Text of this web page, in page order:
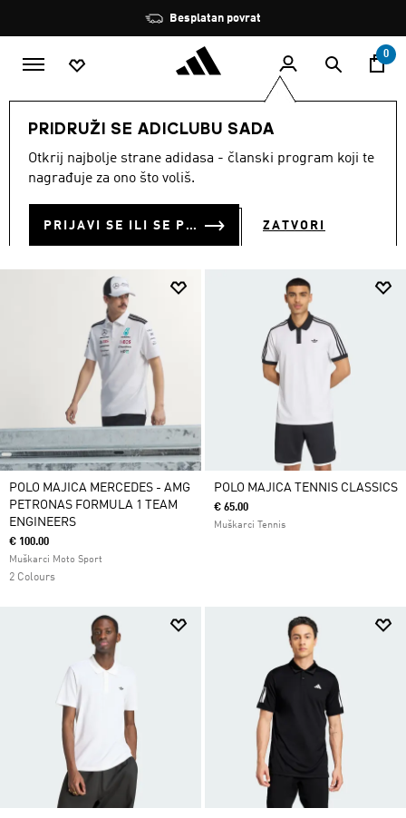
Zaustavi
rotaciju
Besplatan povrat
0
PRIDRUŽI SE ADICLUBU SADA
Otkrij najbolje strane adidasa - članski program koji te
nagrađuje za ono što voliš.
PRIJAVI SE ILI SE PRIDRUŽI SADA ZATVORI
MUŠKARCI Odjeća Polo majice
POLO MAJICE
POLO MAJICA MERCEDES - AMG
PETRONAS FORMULA 1 TEAM
ENGINEERS
€ 100.00
Muškarci Moto Sport
2 Colours
POLO MAJICA TENNIS CLASSICS
€ 65.00
Muškarci Tennis